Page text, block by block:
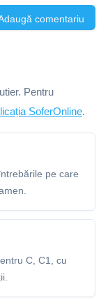
comentariu
Pentru
SoferOnline.
pe care
C, C1, cu